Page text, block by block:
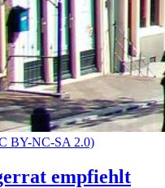
BY-NC-SA 2.0)
empfiehlt